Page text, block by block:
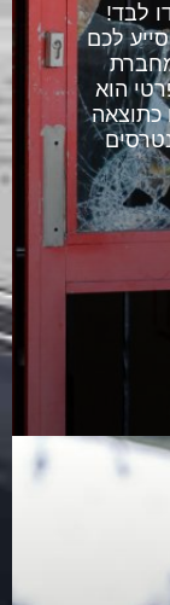
לבד!
לכם
הוא
כתוצאה